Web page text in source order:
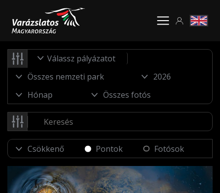
Válassz pályázatot
Pontok Fotósok